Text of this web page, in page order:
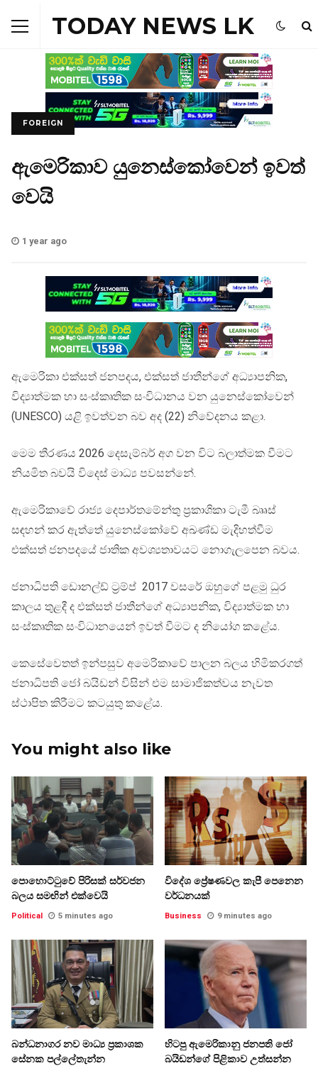
TODAY NEWS LK
FOREIGN
ඇමෙරිකාව යුනෙස්කෝවෙන් ඉවත්
වෙයි
1 year ago
ඇමෙරිකා එක්සත් ජනපදය, එක්සත් ජාතීන්ගේ අධ්‍යාපනික,
විද්‍යාත්මක හා සංස්කෘතික සංවිධානය වන යුනෙස්කෝවෙන්
(UNESCO) යළි ඉවත්වන බව අද (22) නිවේදනය කළා.
මෙම තීරණය 2026 දෙසැම්බර් අග වන විට බලාත්මක වීමට
නියමිත බවයි විදෙස් මාධ්‍ය පවසන්නේ.
ඇමෙරිකාවේ රාජ්‍ය දෙපාර්තමේන්තු ප්‍රකාශිකා ටැමී බෲස්
සඳහන් කර ඇත්තේ යුනෙස්කෝවේ අඛණ්ඩ මැදිහත්වීම
එක්සත් ජනපදයේ ජාතික අවශ්‍යතාවයට නොගැලපෙන බවය.
ජනාධිපති ඩොනල්ඩ් ට්‍රම්ප් 2017 වසරේ ඔහුගේ පළමු ධුර
කාලය තුළදී ද එක්සත් ජාතීන්ගේ අධ්‍යාපනික, විද්‍යාත්මක හා
සංස්කෘතික සංවිධානයෙන් ඉවත් වීමට ද නියෝග කළේය.
කෙසේවෙතත් ඉන්පසුව අමෙරිකාවේ පාලන බලය හිමිකරගත්
ජනාධිපති ජෝ බයිඩන් විසින් එම සාමාජිකත්වය නැවත
ස්ථාපිත කිරීමට කටයුතු කළේය.
You might also like
පොහොට්ටුවේ පිරිසක් සර්වජන
බලය සමඟින් එක්වෙයි
Political 5 minutes ago
විදේශ ප්‍රේෂණවල කැපී පෙනෙන
වර්ධනයක්
Business 9 minutes ago
බන්ධනාගර නව මාධ්‍ය ප්‍රකාශක
සේනක පල්ලේතැන්න
හිටපු ඇමෙරිකානු ජනපති ජෝ
බයිඩන්ගේ පිළිකාව උත්සන්න